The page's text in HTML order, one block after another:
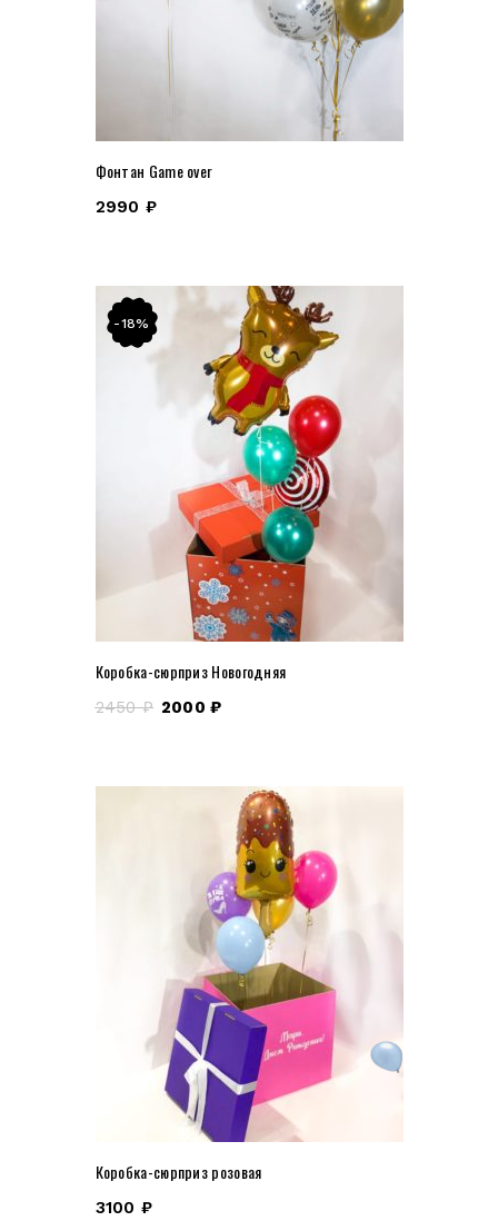
Фонтан Game over
2990 ₽
-18%
Коробка-сюрприз Новогодняя
2450₽ 2000 ₽
Коробка-сюрприз розовая
3100 ₽